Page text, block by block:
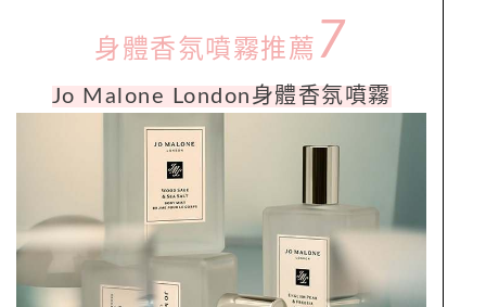
身體香氛噴霧推薦 7
Jo Malone London身體 香氛噴霧